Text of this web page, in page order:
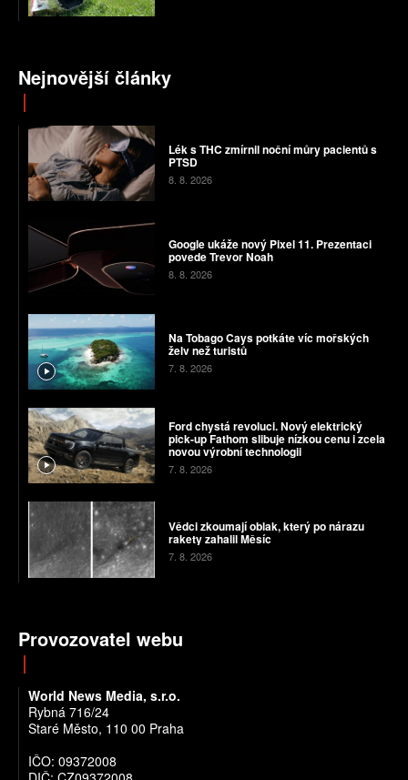
Nejnovější články
Lék s THC zmírnil noční můry pacientů s
PTSD
8. 8. 2026
Google ukáže nový Pixel 11. Prezentaci
povede Trevor Noah
8. 8. 2026
Na Tobago Cays potkáte víc mořských
želv než turistů
7. 8. 2026
Ford chystá revoluci. Nový elektrický
pick-up Fathom slibuje nízkou cenu i zcela
novou výrobní technologii
7. 8. 2026
Vědci zkoumají oblak, který po nárazu
rakety zahalil Měsíc
7. 8. 2026
Provozovatel webu
World News Media, s.r.o.
Rybná 716/24
Staré Město, 110 00 Praha
IČO: 09372008